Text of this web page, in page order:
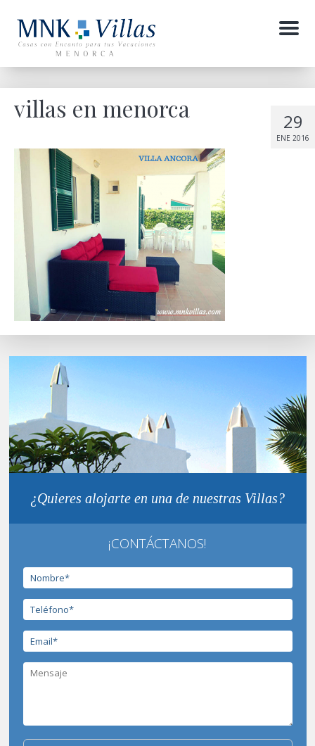
Menu
29
ENE 2016
villas en menorca
¿Quieres alojarte en una de nuestras Villas?
¡CONTÁCTANOS!